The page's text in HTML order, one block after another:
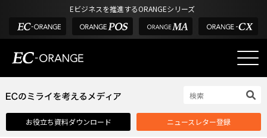
Eビジネスを推進するORANGEシリーズ
選ばれる理由
お役立ち資料ダウンロード ニュースレター登録